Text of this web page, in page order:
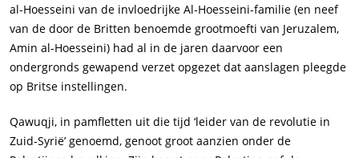
al-Hoesseini van de invloedrijke Al-Hoesseini-familie (en neef
van de door de Britten benoemde grootmoefti van Jeruzalem,
Amin al-Hoesseini) had al in de jaren daarvoor een
ondergronds gewapend verzet opgezet dat aanslagen pleegde
op Britse instellingen.
Qawuqji, in pamfletten uit die tijd ‘leider van de revolutie in
Zuid-Syrië’ genoemd, genoot groot aanzien onder de